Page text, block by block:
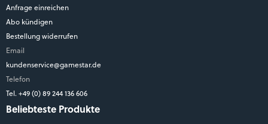
Anfrage einreichen
Abo kündigen
Bestellung widerrufen
Email
kundenservice@gamestar.de
Telefon
Tel. +49 (0) 89 244 136 606
Beliebteste Produkte